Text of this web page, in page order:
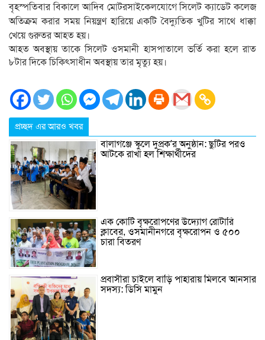
বৃহস্পতিবার বিকালে আদিব মোটরসাইকেলযোগে সিলেট ক্যাডেট কলেজ
অতিক্রম করার সময় নিয়ন্ত্রণ হারিয়ে একটি বৈদ্যুতিক খুটির সাথে ধাক্কা
খেয়ে গুরুতর আহত হয়।
আহত অবস্থায় তাকে সিলেট ওসমানী হাসপাতালে ভর্তি করা হলে রাত
৮টার দিকে চিকিৎসাধীন অবস্থায় তার মৃত্যু হয়।
প্রচ্ছদ এর আরও খবর
বালাগঞ্জে স্কুলে দুপ্রক’র অনুষ্ঠান: ছুটির পরও
আটকে রাখা হল শিক্ষার্থীদের
এক কোটি বৃক্ষরোপণের উদ্যোগ রোটারি
ক্লাবের, ওসমানীনগরে বৃক্ষরোপন ও ৫০০
চারা বিতরণ
প্রবাসীরা চাইলে বাড়ি পাহারায় মিলবে আনসার
সদস্য: ডিসি মামুন